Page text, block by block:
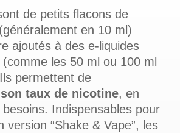
de petits flacons de
en 10 ml)
ajoutés à des e‑liquides
les 50 ml ou 100 ml
permettent de
taux de nicotine, en
Indispensables pour
version “Shake & Vape”, les